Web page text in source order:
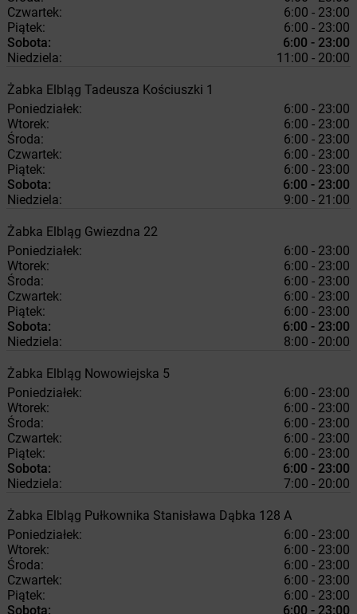
Czwartek:
6:00 - 23:00
Piątek:
6:00 - 23:00
Sobota:
6:00 - 23:00
Niedziela:
11:00 - 20:00
Żabka Elbląg Tadeusza Kościuszki 1
Poniedziałek:
6:00 - 23:00
Wtorek:
6:00 - 23:00
Środa:
6:00 - 23:00
Czwartek:
6:00 - 23:00
Piątek:
6:00 - 23:00
Sobota:
6:00 - 23:00
Niedziela:
9:00 - 21:00
Żabka Elbląg Gwiezdna 22
Poniedziałek:
6:00 - 23:00
Wtorek:
6:00 - 23:00
Środa:
6:00 - 23:00
Czwartek:
6:00 - 23:00
Piątek:
6:00 - 23:00
Sobota:
6:00 - 23:00
Niedziela:
8:00 - 20:00
Żabka Elbląg Nowowiejska 5
Poniedziałek:
6:00 - 23:00
Wtorek:
6:00 - 23:00
Środa:
6:00 - 23:00
Czwartek:
6:00 - 23:00
Piątek:
6:00 - 23:00
Sobota:
6:00 - 23:00
Niedziela:
7:00 - 20:00
Żabka Elbląg Pułkownika Stanisława Dąbka 128 A
Poniedziałek:
6:00 - 23:00
Wtorek:
6:00 - 23:00
Środa:
6:00 - 23:00
Czwartek:
6:00 - 23:00
Piątek:
6:00 - 23:00
Sobota:
6:00 - 23:00